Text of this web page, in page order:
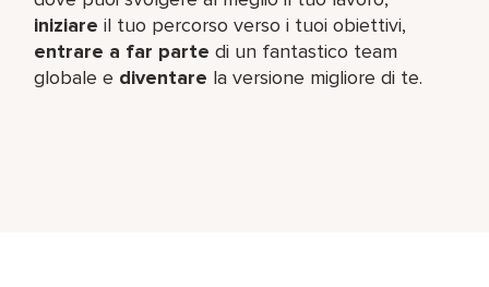
iniziare il tuo percorso verso i tuoi obiettivi,
entrare a far parte di un fantastico team​
globale e diventare la versione migliore di te.